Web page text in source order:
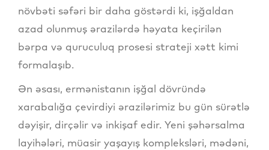
növbəti səfəri bir daha göstərdi ki, işğaldan
azad olunmuş ərazilərdə həyata keçirilən
bərpa və quruculuq prosesi strateji xətt kimi
formalaşıb.
Ən əsası, ermənistanın işğal dövründə
xarabalığa çevirdiyi ərazilərimiz bu gün sürətlə
dəyişir, dirçəlir və inkişaf edir. Yeni şəhərsalma
layihələri, müasir yaşayış kompleksləri, mədəni,